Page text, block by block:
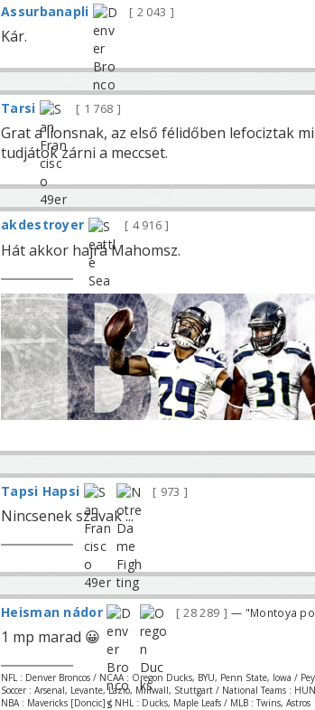
Assurbanapli 2 043
Kár.
Tarsi 1 768
Grat a lionsnak, az első félidőben lefociztak
tudjátok zárni a meccset.
akdestroyer 4 916
Hát akkor hajrá Mahomsz.
Tapsi Hapsi 973
Nincsenek szavak ...
Heisman nádor 28 289 — "Montoya
1 mp marad 😀
NFL : Denver Broncos / NCAA : Oregon Ducks, BYU, Penn State, Iowa /
Soccer : Arsenal, Levante, Lazio, Millwall, Stuttgart / National Teams :
NBA : Mavericks [Doncic] / NHL : Ducks, Maple Leafs / MLB : Twins, Astros